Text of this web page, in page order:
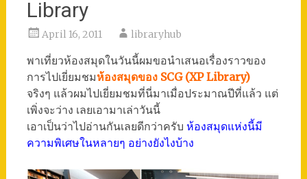
Library
April 16, 2011 libraryhub
พาเที่ยวห้องสมุดในวันนี้ผมขอนำเสนอเรื่องราวของ
การไปเยี่ยมชมห้องสมุดของ SCG (XP Library)
จริงๆ แล้วผมไปเยี่ยมชมที่นี่มาเมื่อประมาณปีที่แล้ว แต่
เพิ่งจะว่าง เลยเอามาเล่าวันนี้
เอาเป็นว่าไปอ่านกันเลยดีกว่าครับ ห้องสมุดแห่งนี้มี
ความพิเศษในหลายๆ อย่างยังไงบ้าง